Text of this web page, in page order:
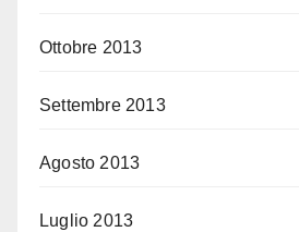
Ottobre 2013
Settembre 2013
Agosto 2013
Luglio 2013